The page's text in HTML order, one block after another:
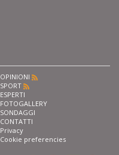
OPINIONI
SPORT
ESPERTI
FOTOGALLERY
SONDAGGI
CONTATTI
Privacy
Cookie preferencies